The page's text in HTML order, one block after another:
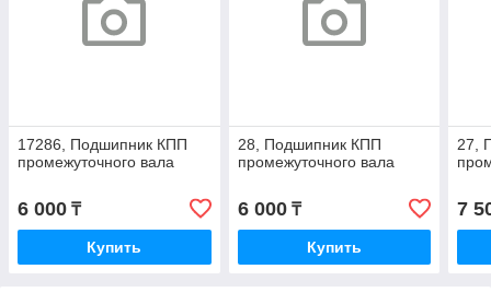
17286, Подшипник КПП
промежуточного вала
6 000 ₸
Купить
28, Подшипник КПП
промежуточного вала
6 000₸
Купить
27,
7